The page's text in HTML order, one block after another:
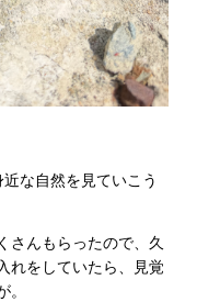
な自然を見ていこう
さんもらったので、久
れをしていたら、見覚